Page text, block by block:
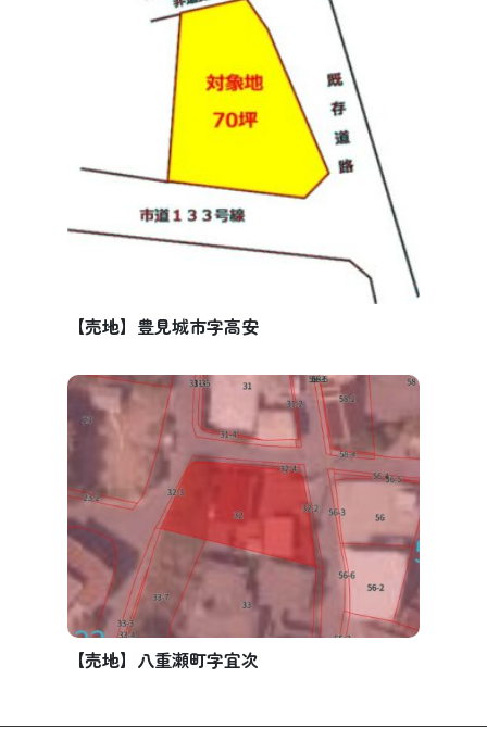
【売地】豊見城市字高安
【売地】八重瀬町字宜次